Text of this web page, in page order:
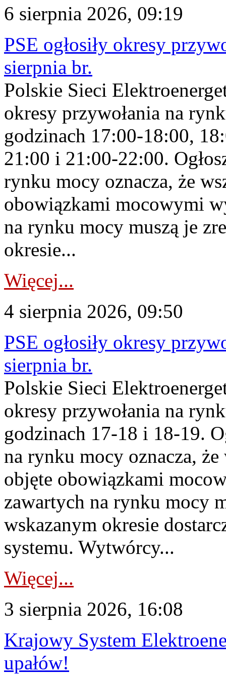
6 sierpnia 2026, 09:19
PSE ogłosiły okresy
sierpnia br.
Polskie Sieci
okresy przywołania na
godzinach 17:00-18:00,
21:00 i 21:00-22:00.
rynku mocy oznacza, że
obowiązkami mocowymi
na rynku mocy muszą je
okresie...
Więcej...
4 sierpnia 2026, 09:50
PSE ogłosiły okresy
sierpnia br.
Polskie Sieci
okresy przywołania na
godzinach 17-18 i 18-19.
na rynku mocy oznacza,
objęte obowiązkami
zawartych na rynku mocy
wskazanym okresie
systemu. Wytwórcy...
Więcej...
3 sierpnia 2026, 16:08
Krajowy System
upałów!